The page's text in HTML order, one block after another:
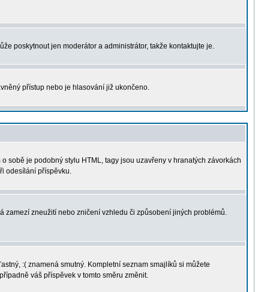
poskytnout jen moderátor a administrátor, takže kontaktujte je.
přístup nebo je hlasování již ukončeno.
sobě je podobný stylu HTML, tagy jsou uzavřeny v hranatých závorkách
odesílání příspěvku.
zamezí zneužití nebo zničení vzhledu či způsobení jiných problémů.
:( znamená smutný. Kompletní seznam smajlíků si můžete
váš příspěvek v tomto směru změnit.